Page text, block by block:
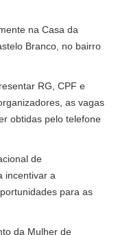
na Casa da
Branco, no bairro
RG, CPF e
as vagas
obtidas pelo telefone
de
incentivar a
para as
da Mulher de